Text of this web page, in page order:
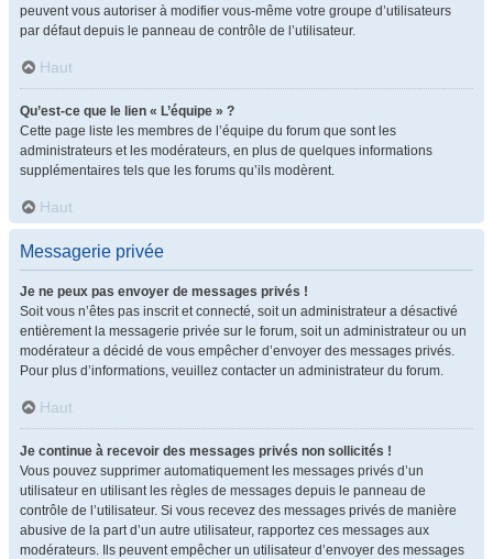
peuvent vous autoriser à modifier vous-même votre groupe d’utilisateurs
par défaut depuis le panneau de contrôle de l’utilisateur.
Haut
Qu’est-ce que le lien « L’équipe » ?
Cette page liste les membres de l’équipe du forum que sont les
administrateurs et les modérateurs, en plus de quelques informations
supplémentaires tels que les forums qu’ils modèrent.
Haut
Messagerie privée
Je ne peux pas envoyer de messages privés !
Soit vous n’êtes pas inscrit et connecté, soit un administrateur a désactivé
entièrement la messagerie privée sur le forum, soit un administrateur ou un
modérateur a décidé de vous empêcher d’envoyer des messages privés.
Pour plus d’informations, veuillez contacter un administrateur du forum.
Haut
Je continue à recevoir des messages privés non sollicités !
Vous pouvez supprimer automatiquement les messages privés d’un
utilisateur en utilisant les règles de messages depuis le panneau de
contrôle de l’utilisateur. Si vous recevez des messages privés de manière
abusive de la part d’un autre utilisateur, rapportez ces messages aux
modérateurs. Ils peuvent empêcher un utilisateur d’envoyer des messages